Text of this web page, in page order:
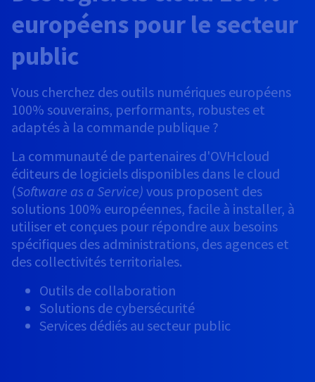
européens pour le secteur
public
Vous cherchez des outils numériques européens
100% souverains, performants, robustes et
adaptés à la commande publique ?
La communauté de partenaires d'OVHcloud
éditeurs de logiciels disponibles dans le cloud
(Software as a Service) vous proposent des
solutions 100% européennes, facile à installer, à
utiliser et conçues pour répondre aux besoins
spécifiques des administrations, des agences et
des collectivités territoriales.
Outils de collaboration
Solutions de cybersécurité
Services dédiés au secteur public